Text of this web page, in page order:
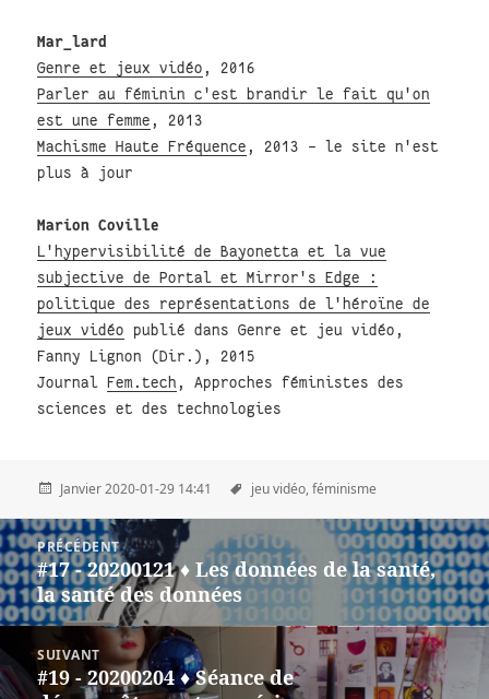
Mar_lard
Genre et jeux vidéo , 2016
Parler au féminin c'est brandir le fait qu'on
est une femme , 2013
Machisme Haute Fréquence , 2013 - le site n'est
plus à jour
Marion Coville
L'hypervisibilité de Bayonetta et la vue
subjective de Portal et Mirror's Edge :
politique des représentations de l'héroïne de
jeux vidéo publié dans Genre et jeu vidéo,
Fanny Lignon (Dir.), 2015
Journal
Fem.tech , Approches féministes des
sciences et des technologies
Janvier 2020-01-29 14:41 jeu vidéo, féminisme
Post
navigation
PRÉCÉDENT
Précédent
#17 - 20200121 ♦ Les données de la santé,
la santé des données
SUIVANT
Suivant
#19 - 20200204 ♦ Séance de